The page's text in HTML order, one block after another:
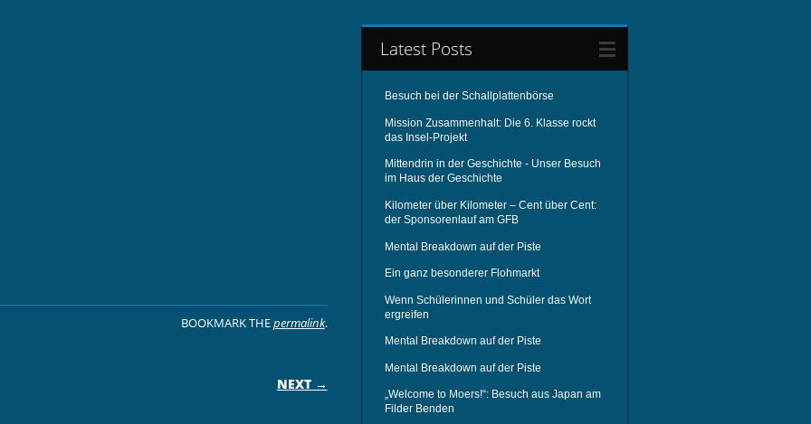
BOOKMARK THEpermalink.
NEXT →
Latest Posts
Besuch bei der Schallplattenbörse
Mission Zusammenhalt: Die 6. Klasse rockt
das Insel-Projekt
Mittendrin in der Geschichte - Unser Besuch
im Haus der Geschichte
Kilometer über Kilometer – Cent über Cent:
der Sponsorenlauf am GFB
Mental Breakdown auf der Piste
Ein ganz besonderer Flohmarkt
Wenn Schülerinnen und Schüler das Wort
ergreifen
Mental Breakdown auf der Piste
Mental Breakdown auf der Piste
„Welcome to Moers!“: Besuch aus Japan am
Filder Benden